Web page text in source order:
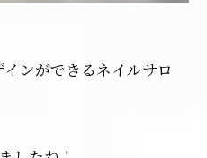
インができるネイルサロ